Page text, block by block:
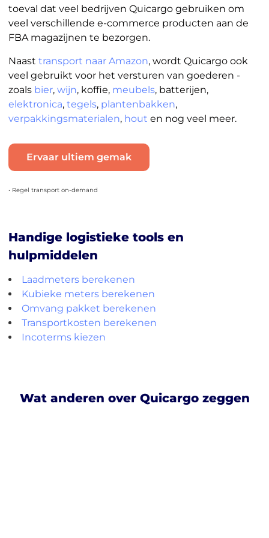
toeval dat veel bedrijven Quicargo gebruiken om
veel verschillende e-commerce producten aan de
FBA magazijnen te bezorgen.
Naast transport naar Amazon, wordt Quicargo ook
veel gebruikt voor het versturen van goederen -
zoals bier, wijn, koffie, meubels, batterijen,
elektronica, tegels, plantenbakken,
verpakkingsmaterialen, hout en nog veel meer.
Ervaar ultiem gemak
• Regel transport on-demand
Handige logistieke tools en
hulpmiddelen
Laadmeters berekenen
Kubieke meters berekenen
Omvang pakket berekenen
Transportkosten berekenen
Incoterms kiezen
Wat anderen over Quicargo zeggen